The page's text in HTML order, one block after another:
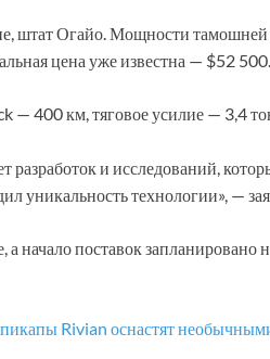
штат Огайо. Мощности
цена уже известна — $52 500.
— 400 км, тяговое усилие — 3,4
разработок и исследований,
уникальность технологии», —
начало поставок запланировано
Rivian оснастят